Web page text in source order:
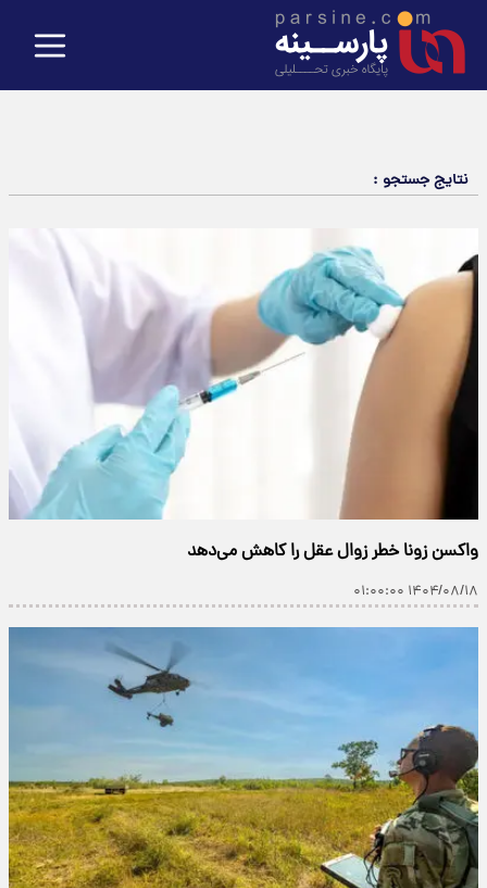
نتایج جستجو :
واکسن زونا خطر زوال عقل را کاهش می‌دهد
۱۴۰۴/۰۸/۱۸ ۰۱:۰۰:۰۰